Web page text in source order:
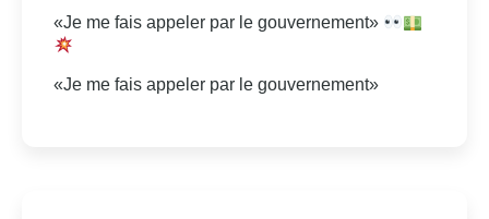
«Je me fais appeler par le gouvernement»
«Je me fais appeler par le gouvernement»